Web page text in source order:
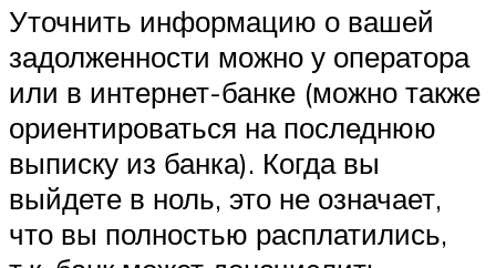
Уточнить информацию о вашей
задолженности можно у оператора
или в интернет-банке (можно также
ориентироваться на последнюю
выписку из банка). Когда вы
выйдете в ноль, это не означает,
что вы полностью расплатились,